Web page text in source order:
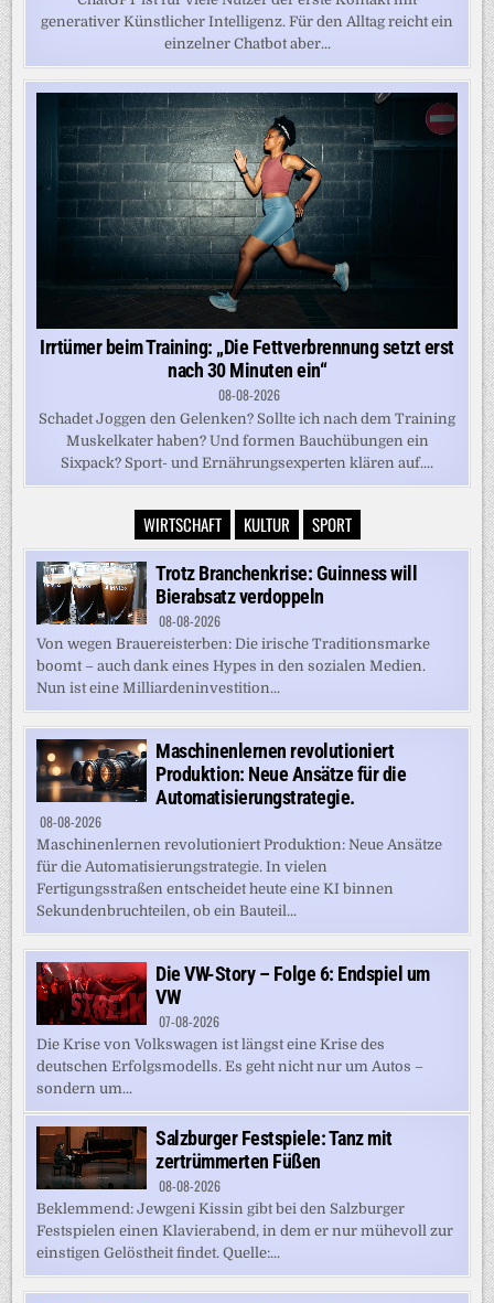
generativer Künstlicher Intelligenz. Für den Alltag reicht ein
einzelner Chatbot aber...
Irrtümer beim Training: „Die Fettverbrennung setzt erst
nach 30 Minuten ein“
08-08-2026
Schadet Joggen den Gelenken? Sollte ich nach dem Training
Muskelkater haben? Und formen Bauchübungen ein
Sixpack? Sport- und Ernährungsexperten klären auf....
WIRTSCHAFT KULTUR SPORT
Trotz Branchenkrise: Guinness will
Bierabsatz verdoppeln
08-08-2026
Von wegen Brauereisterben: Die irische Traditionsmarke
boomt – auch dank eines Hypes in den sozialen Medien.
Nun ist eine Milliardeninvestition...
Maschinenlernen revolutioniert
Produktion: Neue Ansätze für die
Automatisierungstrategie.
08-08-2026
Maschinenlernen revolutioniert Produktion: Neue Ansätze
für die Automatisierungstrategie. In vielen
Fertigungsstraßen entscheidet heute eine KI binnen
Sekundenbruchteilen, ob ein Bauteil...
Die VW-Story – Folge 6: Endspiel um
VW
07-08-2026
Die Krise von Volkswagen ist längst eine Krise des
deutschen Erfolgsmodells. Es geht nicht nur um Autos –
sondern um...
Salzburger Festspiele: Tanz mit
zertrümmerten Füßen
08-08-2026
Beklemmend: Jewgeni Kissin gibt bei den Salzburger
Festspielen einen Klavierabend, in dem er nur mühevoll zur
einstigen Gelöstheit findet. Quelle:...